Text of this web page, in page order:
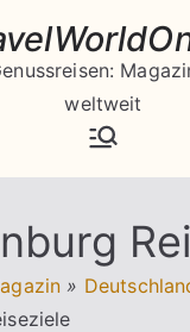
weltweit
»